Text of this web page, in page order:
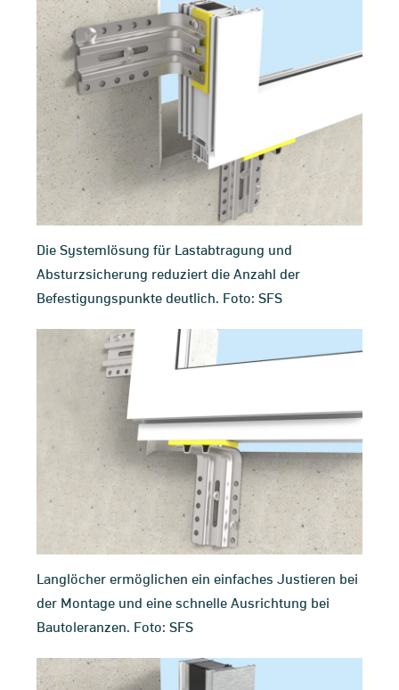
Die Systemlösung für Lastabtragung und
Absturzsicherung reduziert die Anzahl der
Befestigungspunkte deutlich. Foto: SFS
Langlöcher ermöglichen ein einfaches Justieren bei
der Montage und eine schnelle Ausrichtung bei
Bautoleranzen. Foto: SFS